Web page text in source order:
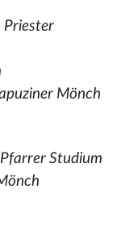
Priester
Mönch
Pfarrer Studium